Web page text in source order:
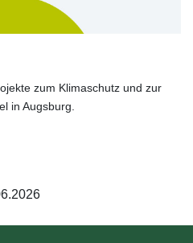
zum Klimaschutz und zur
in Augsburg.